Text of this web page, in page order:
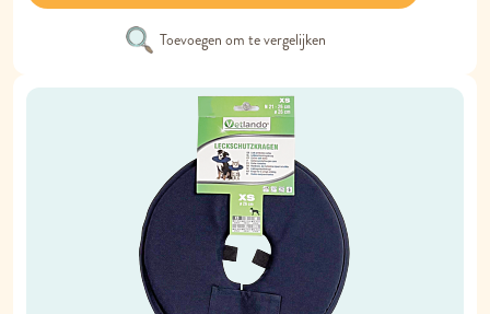
Toevoegen om te vergelijken